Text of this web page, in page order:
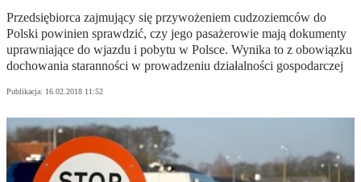
Przedsiębiorca zajmujący się przywożeniem cudzoziemców do
Polski powinien sprawdzić, czy jego pasażerowie mają dokumenty
uprawniające do wjazdu i pobytu w Polsce. Wynika to z obowiązku
dochowania staranności w prowadzeniu działalności gospodarczej
Publikacja: 16.02.2018 11:52